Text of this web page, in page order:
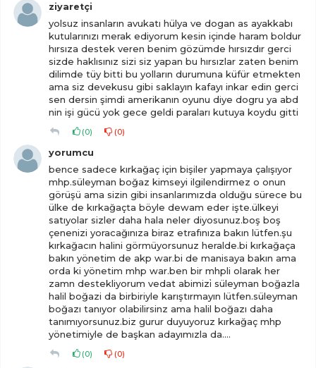
ziyaretçi
yolsuz insanların avukatı hülya ve dogan as ayakkabı
kutularınızı merak ediyorum kesin içinde haram boldur
hırsıza destek veren benim gözümde hırsızdır gerci
sizde haklısınız sizi siz yapan bu hırsızlar zaten benim
dilimde tüy bitti bu yolların durumuna küfür etmekten
ama siz devekusu gibi saklayın kafayı inkar edin gerci
sen dersin şimdi amerikanın oyunu diye dogru ya abd
nin işi gücü yok gece geldi paraları kutuya koydu gitti
(0) (0)
yorumcu
bence sadece kırkağaç için bişiler yapmaya çalışıyor
mhp.süleyman boğaz kimseyi ilgilendirmez o onun
görüşü ama sizin gibi insanlarımızda olduğu sürece bu
ülke de kırkağaçta böyle dewam eder işte.ülkeyi
satıyolar sizler daha hala neler diyosunuz.boş boş
çenenizi yoracağınıza biraz etrafınıza bakın lütfen.şu
kırkağacın halini görmüyorsunuz heralde.bi kırkağaça
bakın yönetim de akp war.bi de manisaya bakın ama
orda ki yönetim mhp war.ben bir mhpli olarak her
zamn destekliyorum vedat abimizi̇ süleyman boğazla
halil boğazi da birbiriyle karıştırmayın lütfen.süleyman
boğazı tanıyor olabilirsinz ama halil boğazı daha
tanımıyorsunuz.biz gurur duyuyoruz kırkağaç mhp
yönetimiyle de başkan adayımızla da....
(0) (0)